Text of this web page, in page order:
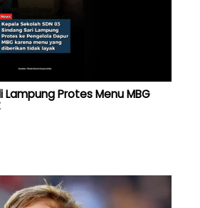
Lampung Protes Menu MBG